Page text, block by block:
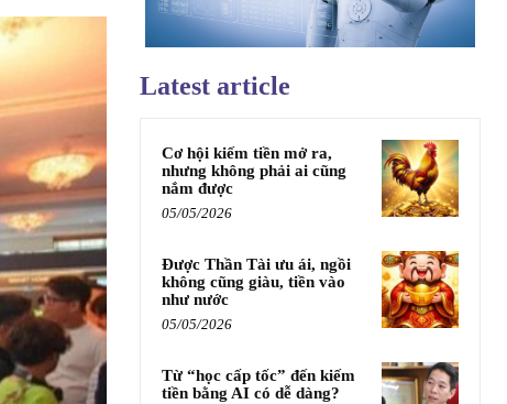
Latest article
Cơ hội kiếm tiền mở ra,
nhưng không phải ai cũng
nắm được
05/05/2026
Được Thần Tài ưu ái, ngồi
không cũng giàu, tiền vào
như nước
05/05/2026
Từ “học cấp tốc” đến kiếm
tiền bằng AI có dễ dàng?